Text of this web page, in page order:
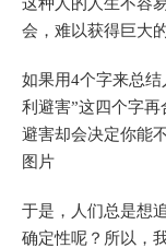
会，难以获得巨大
如果用4个字来总
利避害”这四个字
避害却会决定你能
图片
于是，人们总是想
确定性呢？所以，